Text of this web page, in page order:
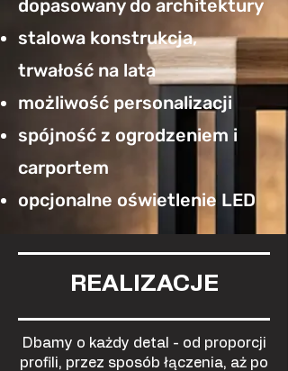
dopasowany do architektury
stalowa konstrukcja,
trwałość na lata
możliwość personalizacji
spójność z ogrodzeniem i
carportem
opcjonalne oświetlenie LED
REALIZACJE
Dbamy o każdy detal - od proporcji
profili, przez sposób łączenia, aż po